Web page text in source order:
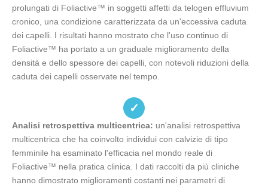
prolungati di Foliactive™ in soggetti affetti da telogen effluvium
cronico, una condizione caratterizzata da un'eccessiva caduta
dei capelli. I risultati hanno mostrato che l'uso continuo di
Foliactive™ ha portato a un graduale miglioramento della
densità e dello spessore dei capelli, con notevoli riduzioni della
caduta dei capelli osservate nel tempo.
✓
Analisi retrospettiva multicentrica: un'analisi retrospettiva
multicentrica che ha coinvolto individui con calvizie di tipo
femminile ha esaminato l'efficacia nel mondo reale di
Foliactive™ nella pratica clinica. I dati raccolti da più cliniche
hanno dimostrato miglioramenti costanti nei parametri di